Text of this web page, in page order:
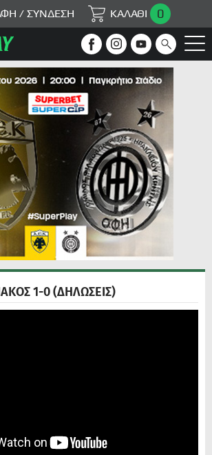
/ ΣΥΝΔΕΣΗ ΚΑΛΑΘΙ 0
1-0 (ΔΗΛΩΣΕΙΣ)